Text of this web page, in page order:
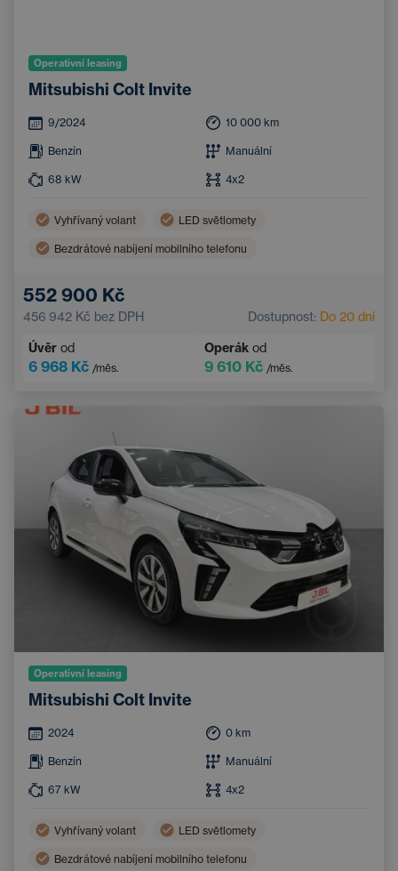
Operativní leasing
Mitsubishi Colt Invite
9/2024 10 000 km
Benzín Manuální
68 kW 4x2
Vyhřívaný volant LED světlomety
Bezdrátové nabíjení mobilního telefonu
Bluetooth
552 900 Kč
456 942 Kč bez DPH Dostupnost: Do 20 dní
Úvěr od
6 968 Kč /měs.
Operák od
9 610 Kč /měs.
Operativní leasing
Mitsubishi Colt Invite
2024 0 km
Benzín Manuální
67 kW 4x2
Vyhřívaný volant LED světlomety
Bezdrátové nabíjení mobilního telefonu